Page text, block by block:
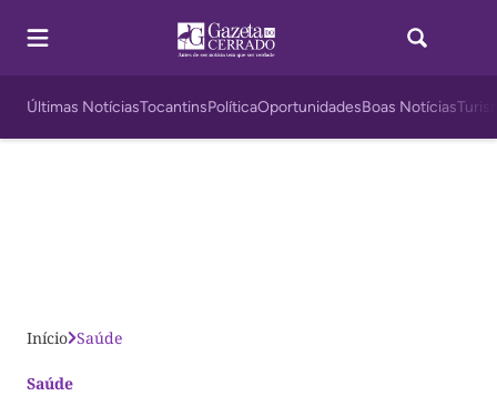
Últimas NotíciasTocantinsPolíticaOportunidadesBoas Notícias
Início Saúde
Saúde